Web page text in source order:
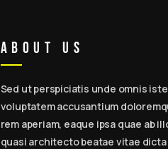
About Us
Sed ut perspiciatis unde omnis
voluptatem accusantium
rem aperiam, eaque ipsa quae ab
quasi architecto beatae vitae